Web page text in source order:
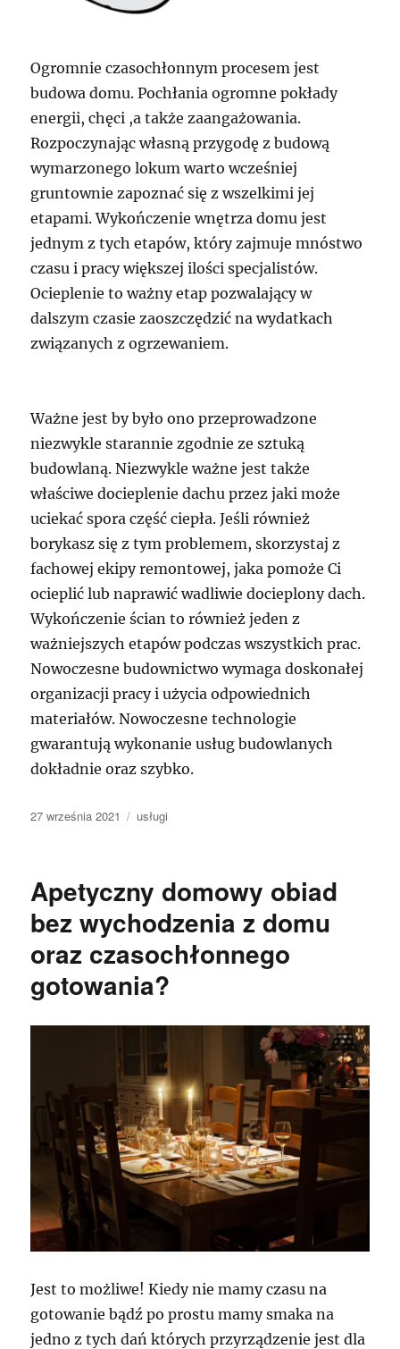
Ogromnie czasochłonnym procesem jest
budowa domu. Pochłania ogromne pokłady
energii, chęci ,a także zaangażowania.
Rozpoczynając własną przygodę z budową
wymarzonego lokum warto wcześniej
gruntownie zapoznać się z wszelkimi jej
etapami. Wykończenie wnętrza domu jest
jednym z tych etapów, który zajmuje mnóstwo
czasu i pracy większej ilości specjalistów.
Ocieplenie to ważny etap pozwalający w
dalszym czasie zaoszczędzić na wydatkach
związanych z ogrzewaniem.
Ważne jest by było ono przeprowadzone
niezwykle starannie zgodnie ze sztuką
budowlaną. Niezwykle ważne jest także
właściwe docieplenie dachu przez jaki może
uciekać spora część ciepła. Jeśli również
borykasz się z tym problemem, skorzystaj z
fachowej ekipy remontowej, jaka pomoże Ci
ocieplić lub naprawić wadliwie docieplony dach.
Wykończenie ścian to również jeden z
ważniejszych etapów podczas wszystkich prac.
Nowoczesne budownictwo wymaga doskonałej
organizacji pracy i użycia odpowiednich
materiałów. Nowoczesne technologie
gwarantują wykonanie usług budowlanych
dokładnie oraz szybko.
Data
27 września 2021 Kategorie
usługi
Apetyczny domowy obiad
bez wychodzenia z domu
oraz czasochłonnego
gotowania?
Jest to możliwe! Kiedy nie mamy czasu na
gotowanie bądź po prostu mamy smaka na
jedno z tych dań których przyrządzenie jest dla